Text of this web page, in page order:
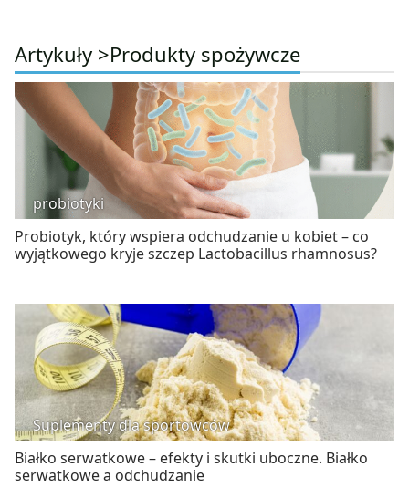
Artykuły >Produkty spożywcze
probiotyki
Probiotyk, który wspiera odchudzanie u kobiet – co
wyjątkowego kryje szczep Lactobacillus rhamnosus?
Suplementy dla sportowców
Białko serwatkowe – efekty i skutki uboczne. Białko
serwatkowe a odchudzanie